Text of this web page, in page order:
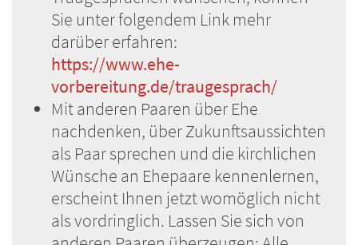
Sie unter folgendem Link mehr
darüber erfahren:
https://www.ehe-
vorbereitung.de/traugesprach/
Mit anderen Paaren über Ehe
nachdenken, über Zukunftsaussichten
als Paar sprechen und die kirchlichen
Wünsche an Ehepaare kennenlernen,
erscheint Ihnen jetzt womöglich nicht
als vordringlich. Lassen Sie sich von